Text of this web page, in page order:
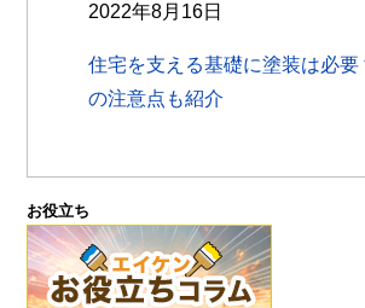
2022年8月16日
住宅を支える基礎に塗装は必要
の注意点も紹介
お役立ち